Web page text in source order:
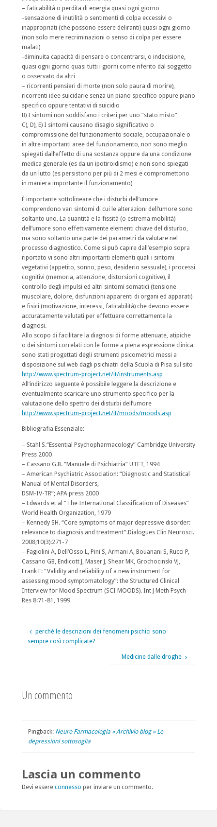
– faticabilità o perdita di energia quasi ogni giorno
-sensazione di inutilità o sentimenti di colpa eccessivi o
inappropriati (che possono essere deliranti) quasi ogni giorno
(non solo mere recriminazioni o senso di colpa per essere
malati)
-diminuita capacità di pensare o concentrarsi, o indecisione,
quasi ogni giorno quasi tutti i giorni come riferito dal soggetto
o osservato da altri
– ricorrenti pensieri di morte (non solo paura di morire),
ricorrenti idee suicidarie senza un piano specifico oppure piano
specifico oppure tentativi di suicidio
B) I sintomi non soddisfano i criteri per uno “stato misto”
C), D), E) I sintomi causano disagio significativo o
compromissione del funzionamento sociale, occupazionale o
in altre importanti aree del funzionamento, non sono meglio
spiegati dall’effetto di una sostanza oppure da una condizione
medica generale (es da un ipotiroidismo) e non sono spiegati
da un lutto (es persistono per più di 2 mesi e compromettono
in maniera importante il funzionamento)
È importante sottolineare che i disturbi dell’umore
comprendono vari sintomi di cui le alterazioni dell’umore sono
soltanto uno. La quantità e la fissità (o estrema mobilità)
dell’umore sono effettivamente elementi chiave del disturbo,
ma sono soltanto una parte dei parametri da valutare nel
processo diagnostico. Come si può capire dall’esempio sopra
riportato vi sono altri importanti elementi quali i sintomi
vegetativi (appetito, sonno, peso, desiderio sessuale), i processi
cognitivi (memoria, attenzione, distorsioni cognitive), il
controllo degli impulsi ed altri sintomi somatici (tensione
muscolare, dolore, disfunzioni apparenti di organi ed apparati)
e fisici (motivazione, interessi, faticabilità) che devono essere
accuratamente valutati per effettuare correttamente la
diagnosi.
Allo scopo di facilitare la diagnosi di forme attenuate, atipiche
o dei sintomi correlati con le forme a piena espressione clinica
sono stati progettati degli strumenti psicometrici messi a
disposizione sul web dagli psichiatri della Scuola di Pisa sul sito
http://www.spectrum-project.net/it/instruments.asp
All’indirizzo seguente è possibile leggere la descrizione e
eventualmente scaricare uno strumento specifico per la
valutazione dello spettro dei disturbi dell’umore
http://www.spectrum-project.net/it/moods/moods.asp
Bibliografia Essenziale:
– Stahl S.“Essential Psychopharmacology” Cambridge University
Press 2000
– Cassano G.B. “Manuale di Psichiatria” UTET, 1994
– American Psychiatric Association: “Diagnostic and Statistical
Manual of Mental Disorders,
DSM-IV-TR”; APA press 2000
– Edwards et al “The International Classification of Diseases”
World Health Organization, 1979
– Kennedy SH. “Core symptoms of major depressive disorder:
relevance to diagnosis and treatment”.Dialogues Clin Neurosci.
2008;10(3):271-7
– Fagiolini A, Dell’Osso L, Pini S, Armani A, Bouanani S, Rucci P,
Cassano GB, Endicott J, Maser J, Shear MK, Grochocinski VJ,
Frank E: “Validity and reliability of a new instrument for
assessing mood symptomatology”: the Structured Clinical
Interview for Mood Spectrum (SCI MOODS). Int J Meth Psych
Res 8:71-81, 1999
perchè le descrizioni dei fenomeni psichici sono
sempre così complicate?
Medicine dalle droghe
Un commento
Pingback: Neuro Farmacologia » Archivio blog » Le
depressioni sottosoglia
Lascia un commento
Devi essere connesso per inviare un commento.